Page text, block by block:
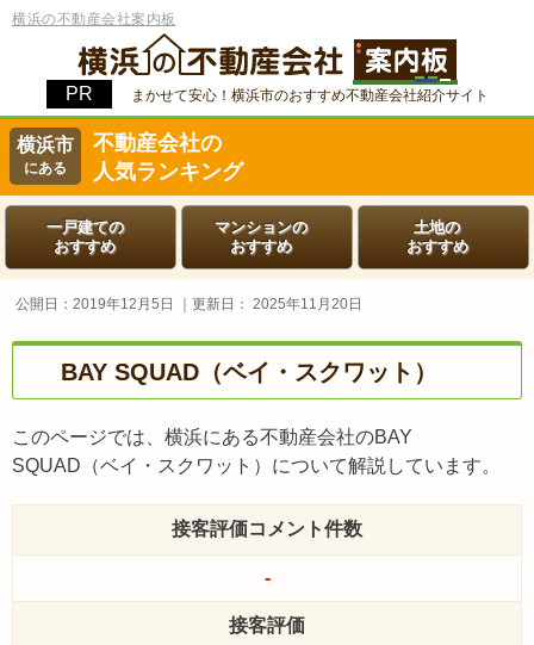
横浜の不動産会社案内板
まかせて安心！横浜市のおすすめ不動産会社紹介サイト
横浜市
にある
不動産会社の
人気ランキング
一戸建ての
おすすめ
マンションの
おすすめ
土地の
おすすめ
公開日：2019年12月5日 ｜更新日：2025年11月20日
BAY SQUAD（ベイ・スクワット）
このページでは、横浜にある不動産会社のBAY
SQUAD（ベイ・スクワット）について解説しています。
接客評価コメント件数
-
接客評価